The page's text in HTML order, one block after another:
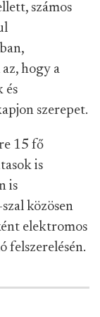
számos
hogy a
és
szerepet.
15 fő
is
is
közösen
elektromos
felszerelésén.